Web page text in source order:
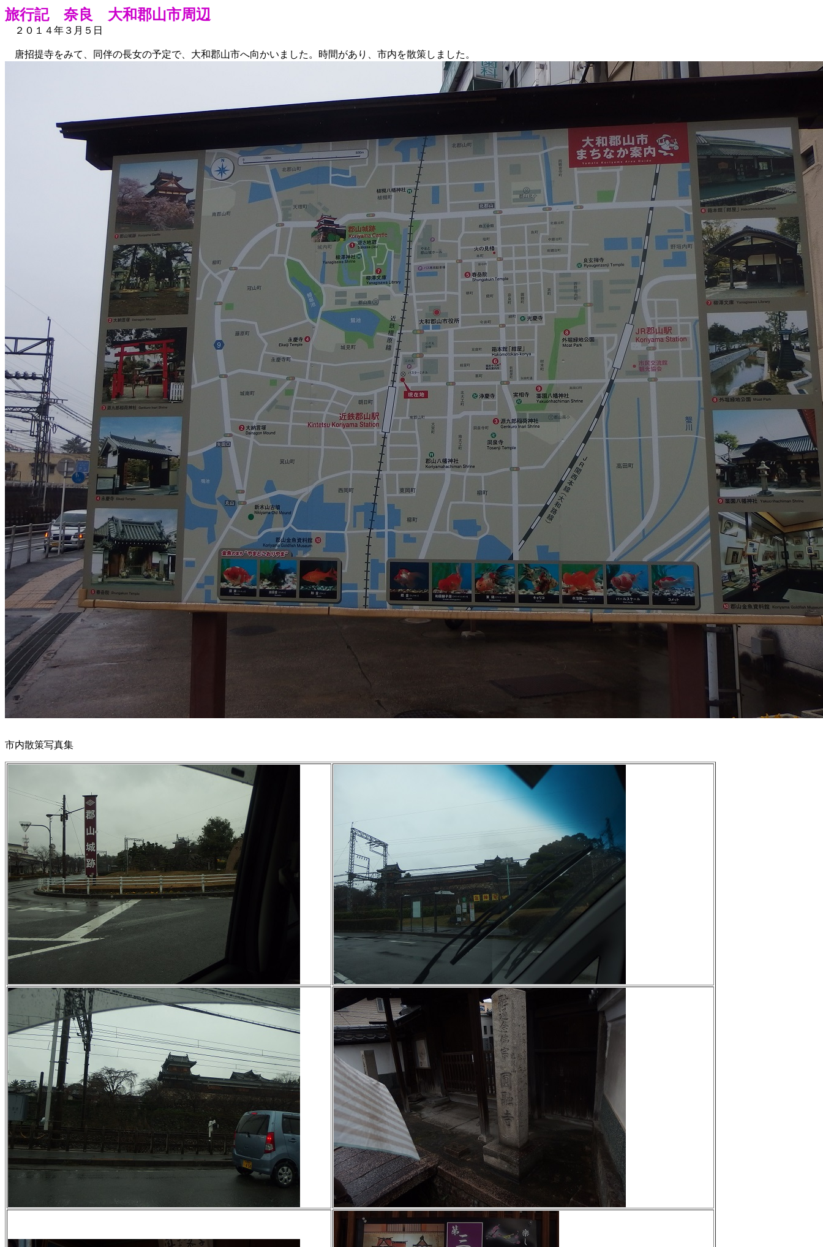
旅行記 奈良 大和郡山市周辺
２０１４年３月５日
唐招提寺をみて、同伴の長女の予定で、大和郡山市へ向かいました。時間があり、市内を散策しました。
市内散策写真集